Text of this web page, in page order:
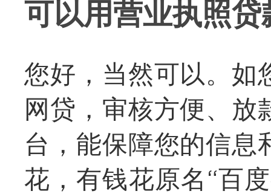
可以用营业执照贷
您好，当然可以。如
网贷，审核方便、放
台，能保障您的信息
花，有钱花原名“百